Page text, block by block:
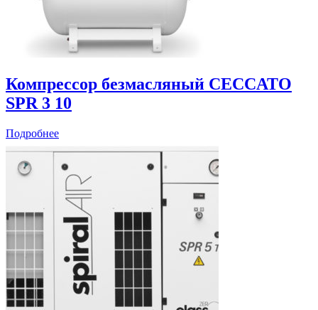
Компрессор безмасляный CECCATO
SPR 3 10
Подробнее